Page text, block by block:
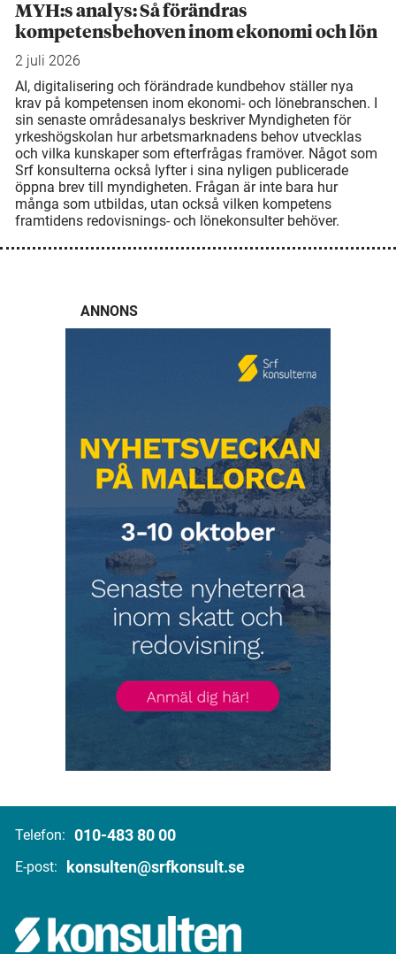
MYH:s analys: Så förändras
kompetensbehoven inom ekonomi och lön
2 juli 2026
AI, digitalisering och förändrade kundbehov ställer nya
krav på kompetensen inom ekonomi- och lönebranschen. I
sin senaste områdesanalys beskriver Myndigheten för
yrkeshögskolan hur arbetsmarknadens behov utvecklas
och vilka kunskaper som efterfrågas framöver. Något som
Srf konsulterna också lyfter i sina nyligen publicerade
öppna brev till myndigheten. Frågan är inte bara hur
många som utbildas, utan också vilken kompetens
framtidens redovisnings- och lönekonsulter behöver.
ANNONS
Telefon: 010-483 80 00
E-post: konsulten@srfkonsult.se